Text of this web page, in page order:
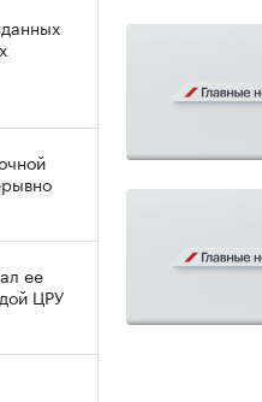
ее
ЦРУ